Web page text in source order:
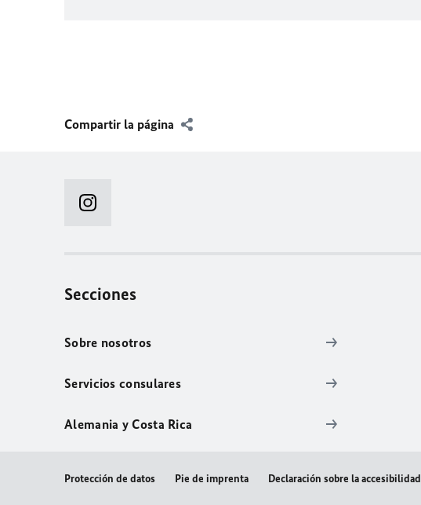
Compartir la página
Secciones
Sobre nosotros
Servicios consulares
Alemania y Costa Rica
Protección de datos Pie de imprenta Declaración sobre la accesibilidad